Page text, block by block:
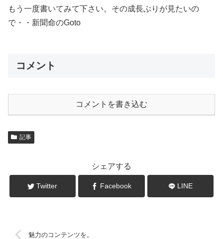
もう一度書いてみて下さい。その成長ぶりが見たいの
で・・新聞命のGoto
コメント
コメントを書き込む
記事
シェアする
Twitter Facebook LINE
魅力のコンテンツを。